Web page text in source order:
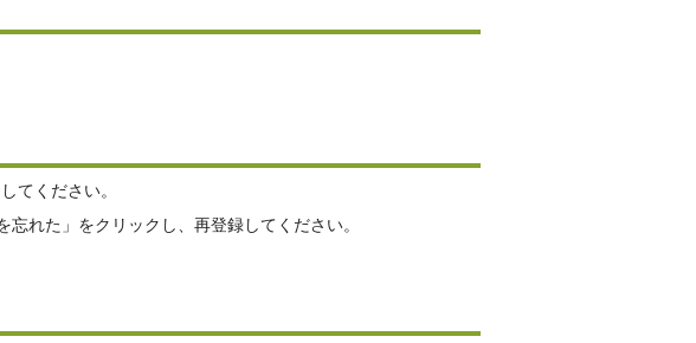
てください。
れた」をクリックし、再登録してください。